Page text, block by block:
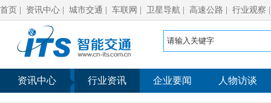
首页 资讯中心 城市交通 车联网 卫星导航 高速公路 行业观察
资讯中心 行业资讯 企业要闻 人物访谈